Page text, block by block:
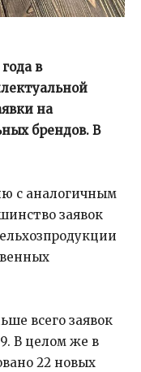
в
на
брендов. В
с аналогичным
заявок
всего заявок
В целом же в
22 новых